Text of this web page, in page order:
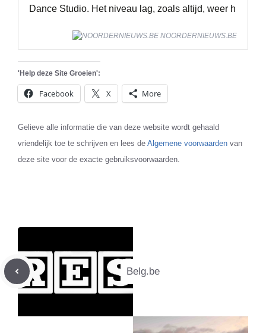
Dance Studio. Het niveau lag, zoals altijd, weer h
NOORDERNIEUWS.BE
'Help deze Site Groeien':
Facebook X More
Gelieve alle informatie die van deze website wordt gehaald
vriendelijk toe te schrijven en lees de Algemene voorwaarden van
deze site voor de exacte gebruiksvoorwaarden.
Belg.be